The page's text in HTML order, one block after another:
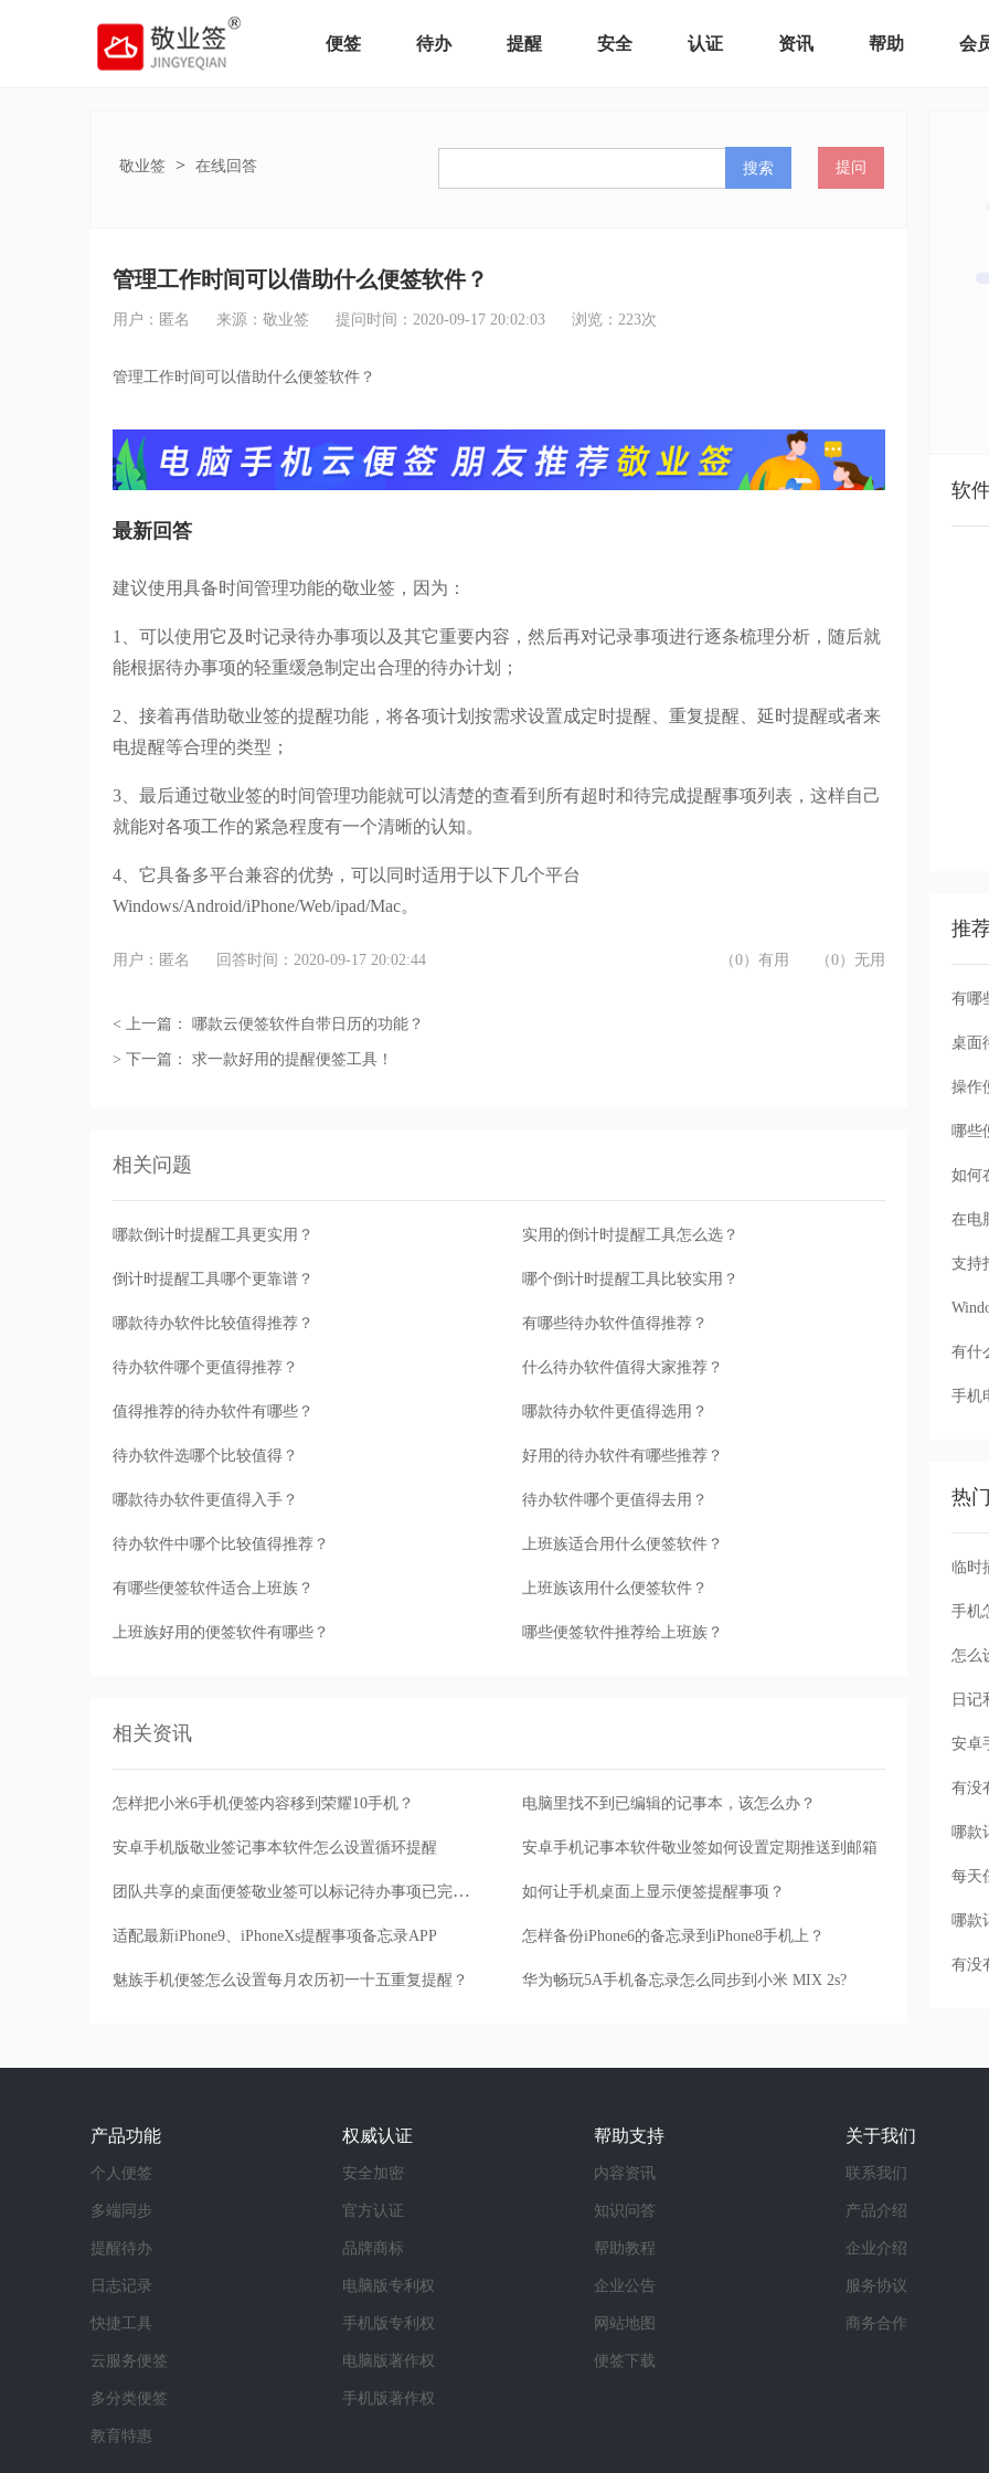
便签 待办 提醒 安全 认证 资讯 帮助 会
敬业签 > 在线回答 搜索 提问
管理工作时间可以借助什么便签软件？
用户：匿名 来源：敬业签 提问时间：2020-09-17 20:02:03 浏览： 223次
管理工作时间可以借助什么便签软件？
最新回答
建议使用具备时间管理功能的敬业签，因为：
1、可以使用它及时记录待办事项以及其它重要内容，然后再对记录事项进行逐条梳理分析，随后就
能根据待办事项的轻重缓急制定出合理的待办计划；
2、接着再借助敬业签的提醒功能，将各项计划按需求设置成定时提醒、重复提醒、延时提醒或者来
电提醒等合理的类型；
3、最后通过敬业签的时间管理功能就可以清楚的查看到所有超时和待完成提醒事项列表，这样自己
就能对各项工作的紧急程度有一个清晰的认知。
4、它具备多平台兼容的优势，可以同时适用于以下几个平台
Windows/Android/iPhone/Web/ipad/Mac。
用户：匿名 回答时间：2020-09-17 20:02:44 （0）有用 （0）无用
< 上一篇： 哪款云便签软件自带日历的功能？
> 下一篇： 求一款好用的提醒便签工具！
相关问题
哪款倒计时提醒工具更实用？ 实用的倒计时提醒工具怎么选？
倒计时提醒工具哪个更靠谱？ 哪个倒计时提醒工具比较实用？
哪款待办软件比较值得推荐？ 有哪些待办软件值得推荐？
待办软件哪个更值得推荐？ 什么待办软件值得大家推荐？
值得推荐的待办软件有哪些？ 哪款待办软件更值得选用？
待办软件选哪个比较值得？ 好用的待办软件有哪些推荐？
哪款待办软件更值得入手？ 待办软件哪个更值得去用？
待办软件中哪个比较值得推荐？ 上班族适合用什么便签软件？
有哪些便签软件适合上班族？ 上班族该用什么便签软件？
上班族好用的便签软件有哪些？ 哪些便签软件推荐给上班族？
相关资讯
怎样把小米6手机便签内容移到荣耀10手机？ 电脑里找不到已编辑的记事本，该怎么办？
安卓手机版敬业签记事本软件怎么设置循环提醒 安卓手机记事本软件敬业签如何设置定期推送到邮箱
团队共享的桌面便签敬业签可以标记待办事项已完成吗？ 如何让手机桌面上显示便签提醒事项？
适配最新iPhone9、iPhoneXs提醒事项备忘录APP 怎样备份iPhone6的备忘录到iPhone8手机上？
魅族手机便签怎么设置每月农历初一十五重复提醒？ 华为畅玩5A手机备忘录怎么同步到小米 MIX 2s?
软
推
有哪
桌面
操作
哪些
如何
在电
支持
有什
手机
热
手机
怎么
每天
产品功能
个人便签
多端同步
提醒待办
日志记录
快捷工具
云服务便签
多分类便签
教育特惠
权威认证
安全加密
官方认证
品牌商标
电脑版专利权
手机版专利权
电脑版著作权
手机版著作权
帮助支持
内容资讯
知识问答
帮助教程
企业公告
网站地图
便签下载
关于我们
联系我们
产品介绍
企业介绍
服务协议
商务合作